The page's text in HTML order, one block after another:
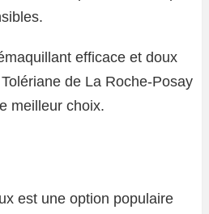
efficace et doux
de La Roche-Posay
meilleur choix.
est une option populaire